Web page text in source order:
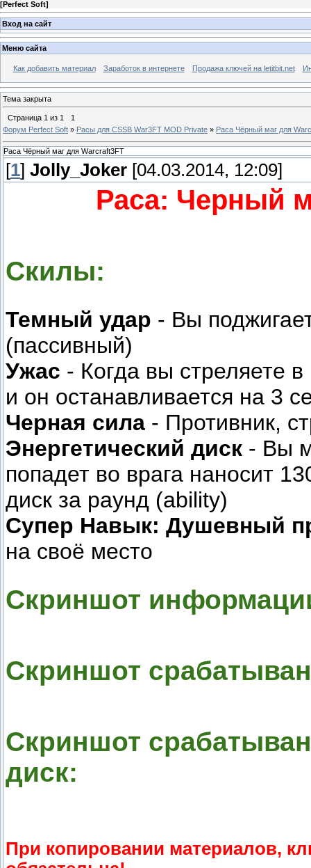
[Perfect Soft]
Вход на сайт
Меню сайта
Как добавить материал Заработок в интернете Продажа ключей на letitbit.net
Тема закрыта
Страница 1 из 1
1
Форум Perfect Soft » Расы для CSSB War3FT MOD Private » Раса Чёрный маг для
Раса Чёрный маг для Warcraft3FT
[1] Jolly_Joker [04.03.2014, 12:09]
Раса: Черный
Скилы:
Темный удар - Вы
(пассивный)
Ужас - Когда вы стреляете в
и он останавливается на 3
Черная сила - Противник,
Энергетический диск - Вы
попадет во врага наносит
диск за раунд (ability)
Супер Навык: Душевный
на своё место
Скриншот
Скриншот
Скриншот
диск:
При копировании материалов,